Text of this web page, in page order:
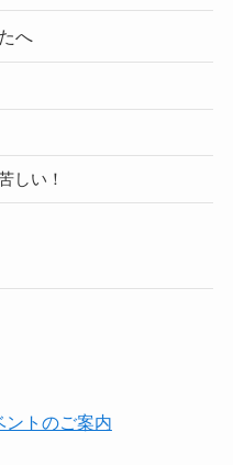
へ
しい！
ントのご案内